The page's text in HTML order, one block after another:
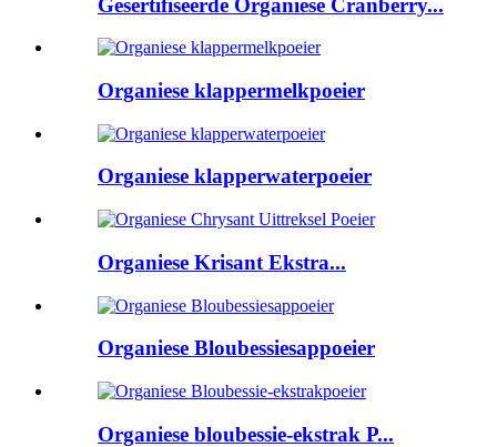
Organiese klappermelkpoeier
Organiese klapperwaterpoeier
Organiese Krisant Ekstra...
Organiese Bloubessiesappoeier
Organiese bloubessie-ekstrak P...